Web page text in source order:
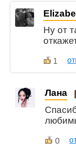
Ну от
1
Лана
0